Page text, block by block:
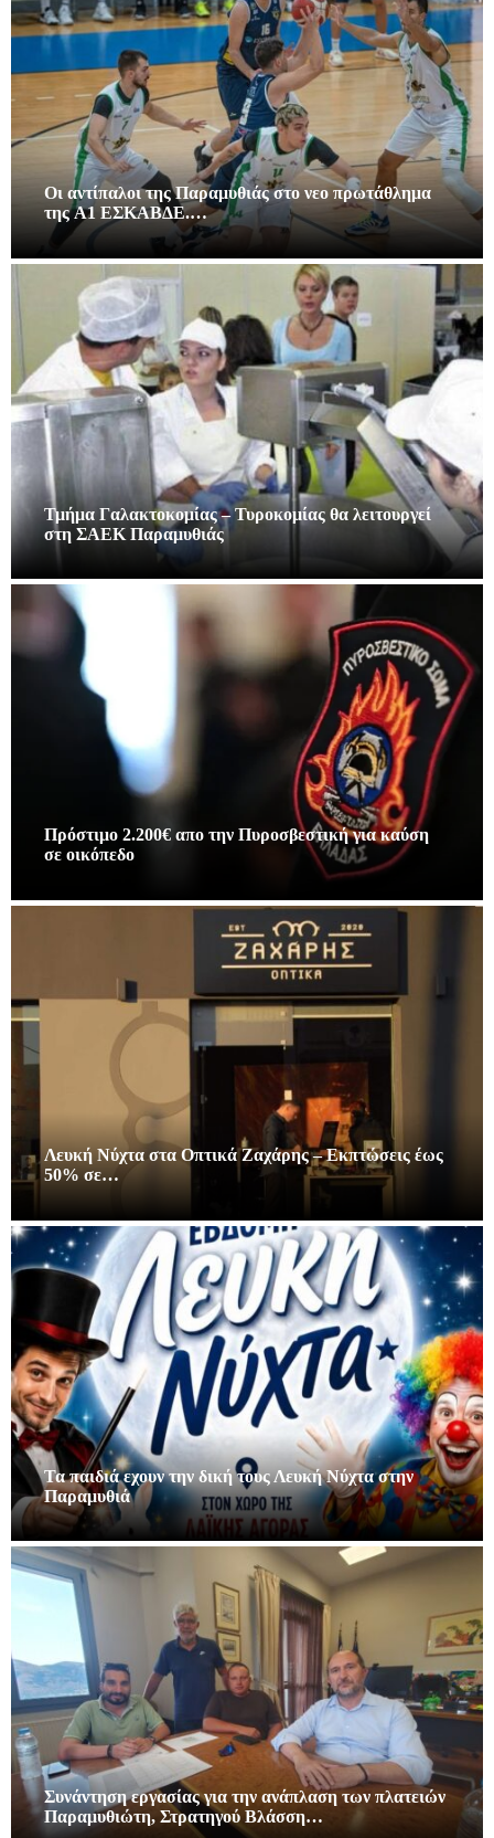
Οι αντίπαλοι της Παραμυθιάς στο νεο πρωτάθλημα
της A1 ΕΣΚΑΒΔΕ.…
Τμήμα Γαλακτοκομίας – Τυροκομίας θα λειτουργεί
στη ΣΑΕΚ Παραμυθιάς
Πρόστιμο 2.200€ απο την Πυροσβεστική για καύση
σε οικόπεδο
Λευκή Νύχτα στα Οπτικά Ζαχάρης – Εκπτώσεις έως
50% σε…
Τα παιδιά εχουν την δική τους Λευκή Νύχτα στην
Παραμυθιά
Συνάντηση εργασίας για την ανάπλαση των πλατειών
Παραμυθιώτη, Στρατηγού Βλάσση…